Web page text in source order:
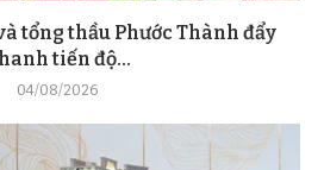
tổng thầu Phước Thành đẩy
tiến độ...
04/08/2026